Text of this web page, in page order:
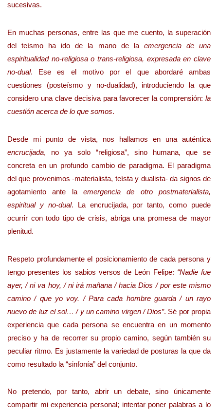
sucesivas.
En muchas personas, entre las que me cuento, la superación
del teísmo ha ido de la mano de la emergencia de una
espiritualidad no-religiosa o trans-religiosa, expresada en clave
no-dual. Ese es el motivo por el que abordaré ambas
cuestiones (posteísmo y no-dualidad), introduciendo la que
considero una clave decisiva para favorecer la comprensión: la
cuestión acerca de lo que somos.
Desde mi punto de vista, nos hallamos en una auténtica
encrucijada, no ya solo “religiosa”, sino humana, que se
concreta en un profundo cambio de paradigma. El paradigma
del que provenimos -materialista, teísta y dualista- da signos de
agotamiento ante la emergencia de otro postmaterialista,
espiritual y no-dual. La encrucijada, por tanto, como puede
ocurrir con todo tipo de crisis, abriga una promesa de mayor
plenitud.
Respeto profundamente el posicionamiento de cada persona y
tengo presentes los sabios versos de León Felipe: “Nadie fue
ayer, / ni va hoy, / ni irá mañana / hacia Dios / por este mismo
camino / que yo voy. / Para cada hombre guarda / un rayo
nuevo de luz el sol… / y un camino virgen / Dios”. Sé por propia
experiencia que cada persona se encuentra en un momento
preciso y ha de recorrer su propio camino, según también su
peculiar ritmo. Es justamente la variedad de posturas la que da
como resultado la “sinfonía” del conjunto.
No pretendo, por tanto, abrir un debate, sino únicamente
compartir mi experiencia personal; intentar poner palabras a lo